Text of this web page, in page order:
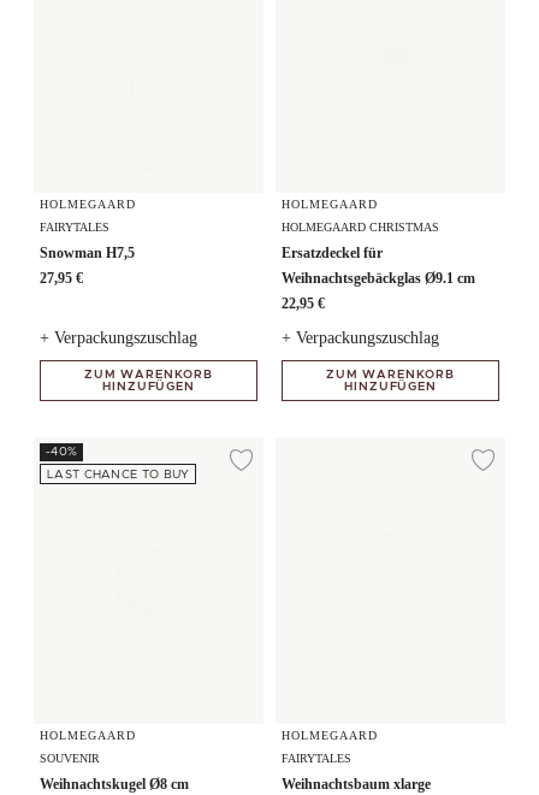
HOLMEGAARD
FAIRYTALES
Snowman H7,5
27,95 €
+ Verpackungszuschlag
ZUM WARENKORB
HINZUFÜGEN
HOLMEGAARD
HOLMEGAARD CHRISTMAS
Ersatzdeckel für
Weihnachtsgebäckglas Ø9.1 cm
22,95 €
+ Verpackungszuschlag
ZUM WARENKORB
HINZUFÜGEN
Weihnachtskugel Ø8 cm
-40%
LAST CHANCE TO BUY
Zur Wunschliste
HOLMEGAARD
SOUVENIR
Weihnachtskugel Ø8 cm
HOLMEGAARD
FAIRYTALES
Weihnachtsbaum xlarge